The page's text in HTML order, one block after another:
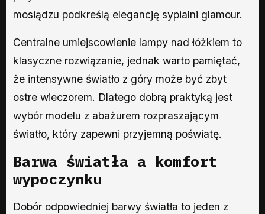
mosiądzu podkreślą elegancję sypialni glamour.
Centralne umiejscowienie lampy nad łóżkiem to
klasyczne rozwiązanie, jednak warto pamiętać,
że intensywne światło z góry może być zbyt
ostre wieczorem. Dlatego dobrą praktyką jest
wybór modelu z abażurem rozpraszającym
światło, który zapewni przyjemną poświatę.
Barwa światła a komfort
wypoczynku
Dobór odpowiedniej barwy światła to jeden z